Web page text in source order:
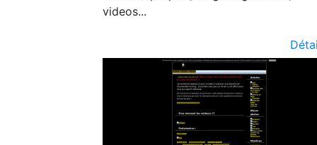
videos...